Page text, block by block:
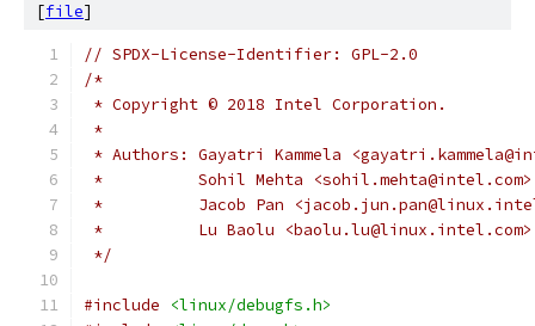
[file]
// SPDX-License-Identifier: GPL-2.0
/*
* Copyright © 2018 Intel Corporation.
*
* Authors: Gayatri Kammela
*	    Sohil Mehta <sohil.mehta@intel.com>
*	    Jacob Pan
*	    Lu Baolu <baolu.lu@linux.intel.com>
*/
#include
<linux/debugfs.h>